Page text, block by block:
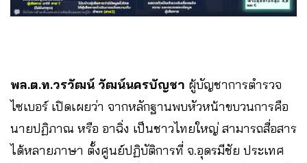
พล.ต.ท.วรวัฒน์ วัฒน์นครบัญชา ผู้บัญชาการตำรวจ
ไซเบอร์ เปิดเผยว่า จากหลักฐานพบหัวหน้าขบวนการคือ
นายปฏิภาณ หรือ อาฉิ่ง เป็นชาวไทยใหญ่ สามารถสื่อสาร
ได้หลายภาษา ตั้งศูนย์ปฏิบัติการที่ จ.อุดรมีชัย ประเทศ